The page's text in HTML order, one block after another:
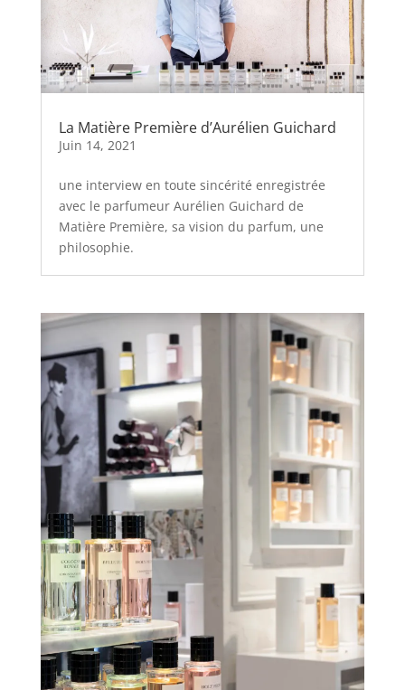
La Matière Première d’Aurélien Guichard
Juin 14, 2021
une interview en toute sincérité enregistrée
avec le parfumeur Aurélien Guichard de
Matière Première, sa vision du parfum, une
philosophie.